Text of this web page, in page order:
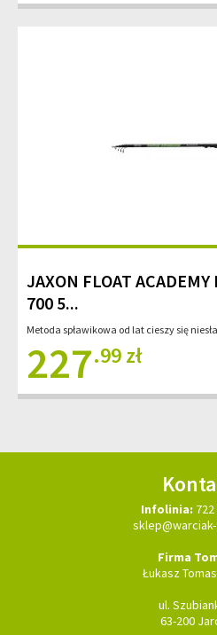
JAXON FLOAT ACADEMY
700 5...
Metoda spławikowa od lat cieszy się
227.99 zł
Infolinia:
Firma
Łukasz
ul.
63-200